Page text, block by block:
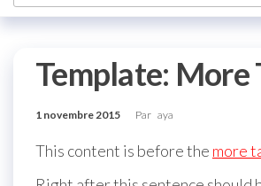
Template: More
1 novembre 2015 Par aya
This content is before the more